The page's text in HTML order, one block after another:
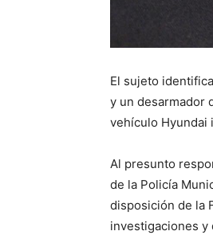
El sujeto
y un desarmador
vehículo Hyundai
Al presunto
de la Policía
disposición de la
investigaciones y